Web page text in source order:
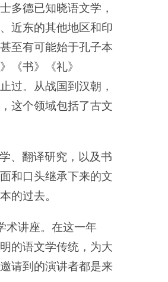
多德已知晓语文学，
近东的其他地区和印
至有可能始于孔子本
《书》《礼》
过。从战国到汉朝，
这个领域包括了古文
、翻译研究，以及书
和口头继承下来的文
的过去。
术讲座。在这一年
的语文学传统，为大
请到的演讲者都是来